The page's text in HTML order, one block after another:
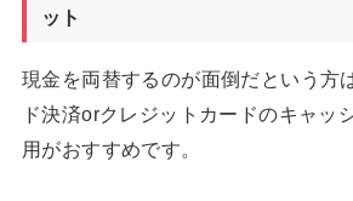
ット
現金を両替するのが面倒だという方
ド決済orクレジットカードのキャッ
用がおすすめです。